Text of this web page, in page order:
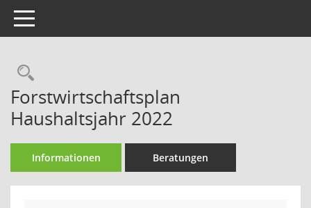
Toggle navigation
Rechercheauswahl
Forstwirtschaftsplan
Haushaltsjahr 2022
Informationen Beratungen